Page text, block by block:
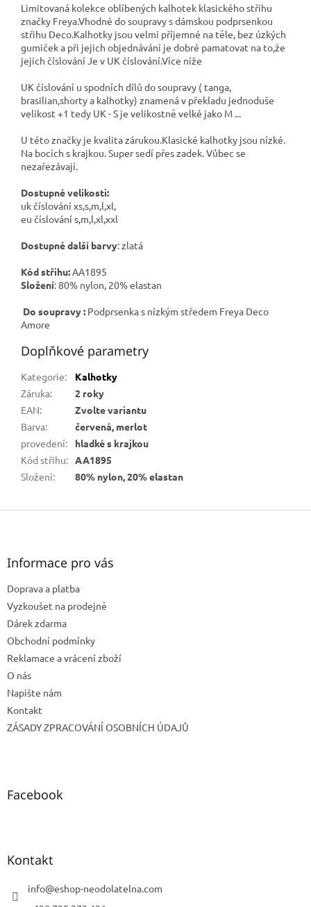
Limitovaná kolekce oblíbených kalhotek klasického střihu
značky Freya.Vhodné do soupravy s dámskou podprsenkou
střihu Deco.Kalhotky jsou velmi příjemné na těle, bez úzkých
gumiček a při jejich objednávání je dobré pamatovat na to,že
jejich číslování Je v UK číslování.Více níže
UK číslování u spodních dílů do soupravy ( tanga,
brasilian,shorty a kalhotky) znamená v překladu jednoduše
velikost +1 tedy UK - S je velikostně velké jako M ...
U této značky je kvalita zárukou.Klasické kalhotky jsou nízké.
Na bocích s krajkou. Super sedí přes zadek. Vůbec se
nezařezávají.
Dostupné velikosti:
uk číslování xs,s,m,l,xl,
eu číslování s,m,l,xl,xxl
Dostupné další barvy: zlatá
Kód střihu:AA1895
Složení: 80% nylon, 20% elastan
Do soupravy : Podprsenka s nízkým středem Freya Deco
Amore
Doplňkové parametry
Kategorie:
Kalhotky
Záruka:
2 roky
EAN:
Zvolte variantu
Barva:
červená, merlot
provedení:
hladké s krajkou
Kód střihu: AA1895
Složení: 80% nylon, 20% elastan
Z
Informace pro vás
Doprava a platba
Vyzkoušet na prodejně
Dárek zdarma
Obchodní podmínky
Reklamace a vrácení zboží
O nás
Napište nám
Kontakt
ZÁSADY ZPRACOVÁNÍ OSOBNÍCH ÚDAJŮ
Facebook
Kontakt
info@eshop-neodolatelna.com